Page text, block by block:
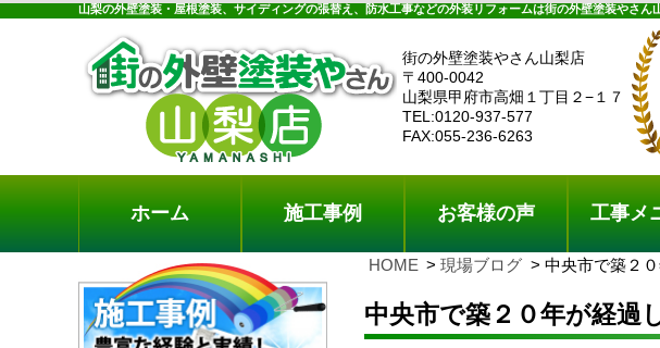
山梨の外壁塗装・屋根塗装、サイディングの張替え、防水工事などの外装リフォームは街の外壁塗装やさん
街の外壁塗装やさん山梨店
〒400-0042
山梨県甲府市高畑１丁目２−１７
TEL:0120-937-577
FAX:055-236-6263
ホーム 施工事例 お客様の声 工事メ
HOME 現場ブログ 中央市で築２
中央市で築２０年が経過